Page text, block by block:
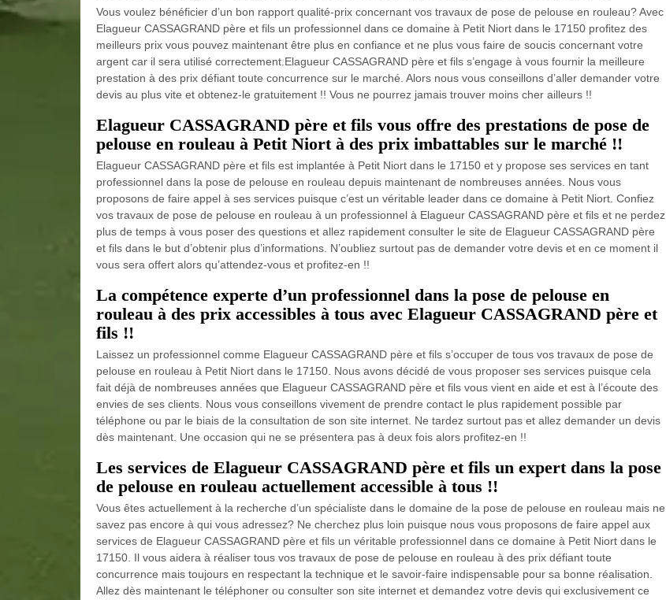
Vous voulez bénéficier d’un bon rapport qualité-prix concernant vos travaux de pose de pelouse en rouleau? Avec
Elagueur CASSAGRAND père et fils un professionnel dans ce domaine à Petit Niort dans le 17150 profitez des
meilleurs prix vous pouvez maintenant être plus en confiance et ne plus vous faire de soucis concernant votre
argent car il sera utilisé correctement.Elagueur CASSAGRAND père et fils s’engage à vous fournir la meilleure
prestation à des prix défiant toute concurrence sur le marché. Alors nous vous conseillons d’aller demander votre
devis au plus vite et obtenez-le gratuitement !! Vous ne pourrez jamais trouver moins cher ailleurs !!
Elagueur CASSAGRAND père et fils vous offre des prestations de pose de
pelouse en rouleau à Petit Niort à des prix imbattables sur le marché !!
Elagueur CASSAGRAND père et fils est implantée à Petit Niort dans le 17150 et y propose ses services en tant
professionnel dans la pose de pelouse en rouleau depuis maintenant de nombreuses années. Nous vous
proposons de faire appel à ses services puisque c’est un véritable leader dans ce domaine à Petit Niort. Confiez
vos travaux de pose de pelouse en rouleau à un professionnel à Elagueur CASSAGRAND père et fils et ne perdez
plus de temps à vous poser des questions et allez rapidement consulter le site de Elagueur CASSAGRAND père
et fils dans le but d’obtenir plus d’informations. N’oubliez surtout pas de demander votre devis et en ce moment il
vous sera offert alors qu’attendez-vous et profitez-en !!
La compétence experte d’un professionnel dans la pose de pelouse en
rouleau à des prix accessibles à tous avec Elagueur CASSAGRAND père et
fils !!
Laissez un professionnel comme Elagueur CASSAGRAND père et fils s’occuper de tous vos travaux de pose de
pelouse en rouleau à Petit Niort dans le 17150. Nous avons décidé de vous proposer ses services puisque cela
fait déjà de nombreuses années que Elagueur CASSAGRAND père et fils vous vient en aide et est à l’écoute des
envies de ses clients. Nous vous conseillons vivement de prendre contact le plus rapidement possible par
téléphone ou par le biais de la consultation de son site internet. Ne tardez surtout pas et allez demander un devis
dès maintenant. Une occasion qui ne se présentera pas à deux fois alors profitez-en !!
Les services de Elagueur CASSAGRAND père et fils un expert dans la pose
de pelouse en rouleau actuellement accessible à tous !!
Vous êtes actuellement à la recherche d’un spécialiste dans le domaine de la pose de pelouse en rouleau mais ne
savez pas encore à qui vous adressez? Ne cherchez plus loin puisque nous vous proposons de faire appel aux
services de Elagueur CASSAGRAND père et fils un véritable professionnel dans ce domaine à Petit Niort dans le
17150. Il vous aidera à réaliser tous vos travaux de pose de pelouse en rouleau à des prix défiant toute
concurrence mais toujours en respectant la technique et le savoir-faire indispensable pour sa bonne réalisation.
Allez dès maintenant le téléphoner ou consulter son site internet et demandez votre devis qui exclusivement ce